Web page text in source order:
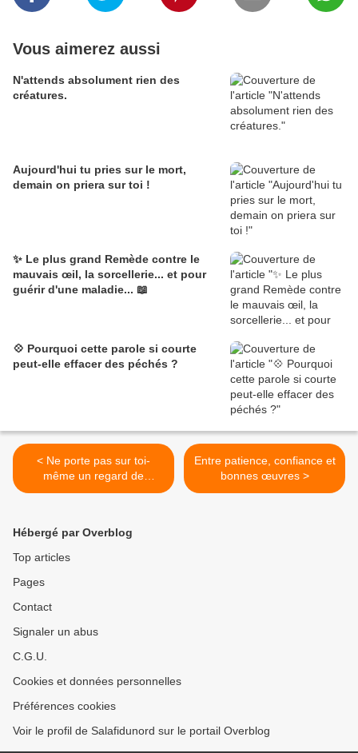
Vous aimerez aussi
N'attends absolument rien des
créatures.
Aujourd'hui tu pries sur le mort,
demain on priera sur toi !
✨ Le plus grand Remède contre le
mauvais œil, la sorcellerie... et pour
guérir d'une maladie... 📖
💠 Pourquoi cette parole si courte
peut-elle effacer des péchés ?
< Ne porte pas sur toi-
même un regard de
supériorité par rapport à
Entre patience, confiance et
bonnes œuvres >
Hébergé par Overblog
Top articles
Pages
Contact
Signaler un abus
C.G.U.
Cookies et données personnelles
Préférences cookies
Voir le profil de Salafidunord sur le portail Overblog